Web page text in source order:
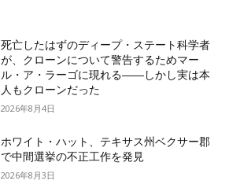
死亡したはずのディープ・ステート科学者
が、クローンについて警告するためマー
ル・ア・ラーゴに現れる――しかし実は本
人もクローンだった
2026年8月4日
ホワイト・ハット、テキサス州ベクサー郡
で中間選挙の不正工作を発見
2026年8月3日